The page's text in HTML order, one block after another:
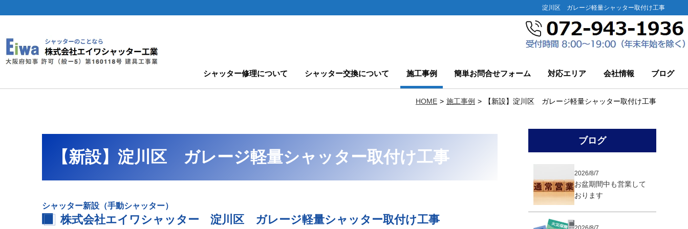
淀川区 ガレージ軽量シャッター取付け工事
シャッター修理について シャッター交換について 施工事例 簡単お問合せフォーム 対応エリア 会社情報 ブログ
HOME 施工事例 【新設】淀川区 ガレージ軽量シャッター取付け工事
【新設】淀川区 ガレージ軽量シャッター取付け工事
シャッター新設（手動シャッター）
株式会社エイワシャッター 淀川区 ガレージ軽量シャッター取付け工事
ブログ
2026/8/7
お盆期間中も営業して
おります